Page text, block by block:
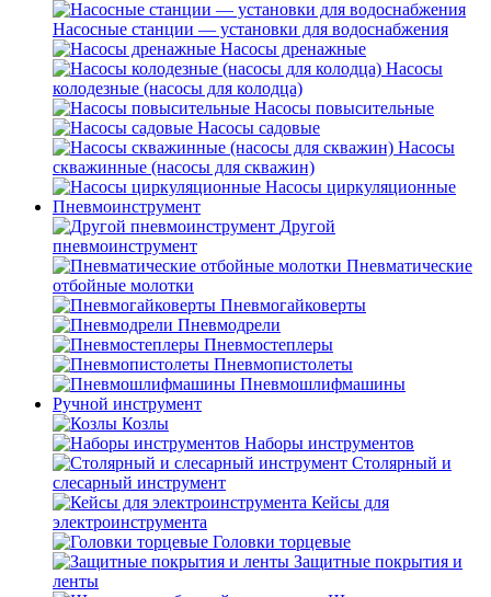
Насосные станции — установки для водоснабжения
Насосы дренажные
Насосы
колодезные (насосы для колодца)
Насосы повысительные
Насосы садовые
Насосы
скважинные (насосы для скважин)
Насосы циркуляционные
Пневмоинструмент
Другой
пневмоинструмент
Пневматические
отбойные молотки
Пневмогайковерты
Пневмодрели
Пневмостеплеры
Пневмопистолеты
Пневмошлифмашины
Ручной инструмент
Козлы
Наборы инструментов
Столярный и
слесарный инструмент
Кейсы для
электроинструмента
Головки торцевые
Защитные покрытия и
ленты